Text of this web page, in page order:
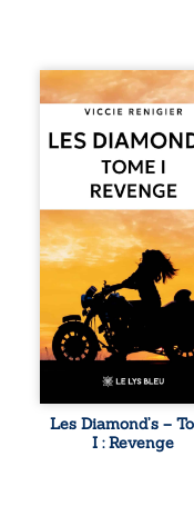
Revenge est à
tête des
Diamond’s, un
de motards
réputé et respecté
que redouté dans
tout le pays.
ne la
à cette vie,
les épreuves ont
forgé une femme
dure,
et résolue à ne
jamais
ses
jusqu’à ce que le
croise sa route.
Chef d’une
de Nomads, Juan
Les Diamond’s –
I : Revenge